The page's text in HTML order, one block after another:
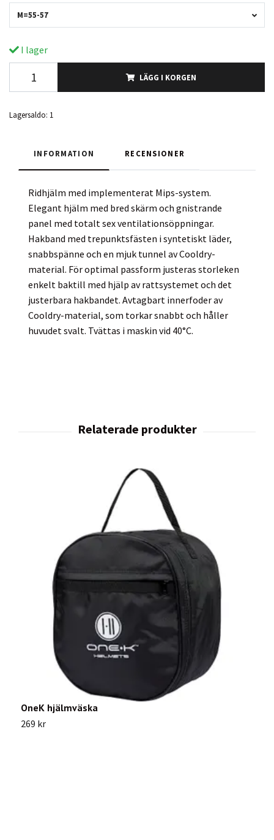
M=55-57
I lager
LÄGG I KORGEN
Lagersaldo: 1
INFORMATION RECENSIONER
Ridhjälm med implementerat Mips-system.
Elegant hjälm med bred skärm och gnistrande
panel med totalt sex ventilationsöppningar.
Hakband med trepunktsfästen i syntetiskt läder,
snabbspänne och en mjuk tunnel av Cooldry-
material. För optimal passform justeras storleken
enkelt baktill med hjälp av rattsystemet och det
justerbara hakbandet. Avtagbart innerfoder av
Cooldry-material, som torkar snabbt och håller
huvudet svalt. Tvättas i maskin vid 40°C.
OneK hjälmväska
269 kr